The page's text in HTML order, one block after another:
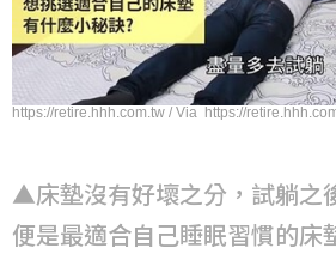
https://retire.hhh.com.tw / Via https://
▲床墊沒有好壞之分，試躺之
便是最適合自己睡眠習慣的床